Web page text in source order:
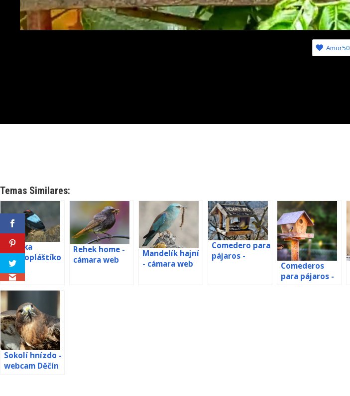
Amor50
Temas Similares:
Pipulka
modropláštíko
vá webkamera
Panamá
Rehek home -
cámara web
Mandelík hajní
- cámara web
Comedero para
pájaros -
Comederos
para pájaros -
Sokolí hnízdo -
webcam Děčín